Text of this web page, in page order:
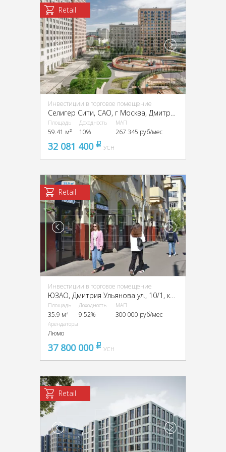
Retail
Инвестиции в торговое помещение
Селигер Сити, CАО, г Москва, Дмитровское ш., 87, стр. 2, 3
Площадь
59.41 м²
Доходность
10%
МАП
267 345 руб/мес
32 081 400 pуб
УСН
Retail
Инвестиции в торговое помещение
Площадь
35.9 м²
Доходность
9.52%
МАП
300 000 руб/мес
Арендаторы
Люмо
37 800 000 pуб
УСН
Retail